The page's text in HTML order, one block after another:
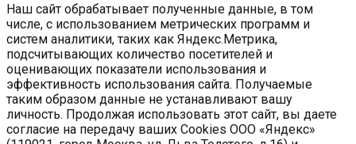
Наш сайт обрабатывает полученные данные, в том
числе, с использованием метрических программ и
систем аналитики, таких как Яндекс.Метрика,
подсчитывающих количество посетителей и
оценивающих показатели использования и
эффективность использования сайта. Получаемые
таким образом данные не устанавливают вашу
личность. Продолжая использовать этот сайт, вы даете
согласие на передачу ваших Cookies ООО «Яндекс»